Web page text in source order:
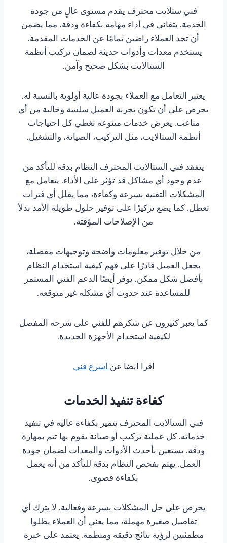
فني ستلايت محترف يقدم مستوى عالٍ من جودة
الخدمة. يتفانى في أداء مهامه بكفاءة ودقة، مما يضمن
أن تجد العملاء راضين تمامًا عن الخدمات المقدمة.
يستخدم معدات وأدوات حديثة لضمان تركيب أنظمة
الستالايت بشكل صحيح وآمن.
يعتبر التعامل مع العملاء بجودة عالية أولوية بالنسبة له.
يحرص على أن تكون تجربة العميل سلسة وخالية من أي
متاعب. يعرض خدمات متنوعة تغطي كل احتياجات
أنظمة الستالايت، مثل التركيب، الصيانة، والتشغيل.
يتفقد فني الستالايت المحترف النظام بدقة للتأكد من
عدم وجود أي مشاكل قد تؤثر على الأداء. يتعامل مع
المشكلات التقنية بسرعة وكفاءة، مما يقلل أي فترات
تعطل. كما يضع تركيزًا على توفير حلول طويلة الأمد بدلاً
من الإصلاحات المؤقتة.
من خلال توفير معلومات واضحة وتوجيهات مفصلة،
يجعل العميل قادرًا على فهم كيفية استخدام النظام
بأفضل شكل ممكن. يوفر أيضًا الدعم الفني المستمر
للمساعدة عند حدوث أي مشكلة غير متوقعة.
كما يعبر كثيرون عن شكرهم للفني على شرحه المفصل
لكيفية استخدام الأجهزة الجديدة.
اقرا ايضا عناسرع فني
كفاءة تنفيذ الخدمات
فني الستالايت المحترف يتميز بكفاءة عالية في تنفيذ
خدماته. كل عملية تركيب أو صيانة يقوم بها تتم بمهارة
ودقة. يستعين بأحدث الأدوات والمعدات لضمان جودة
العمل. يهتم بفحص النظام بدقة للتأكد من أنه يعمل
بكفاءة قصوى.
يحرص على حل المشكلات بسرعة وفعالية. لا يترك أي
تفاصيل صغيرة مهملة، مما يعني أن العملاء يظلوا
مطمئنين لرؤية نتائج دقيقة ومنظمة. يعتمد على خبرة